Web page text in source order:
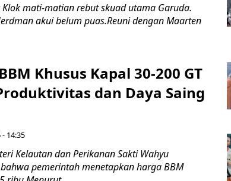
Klok mati-matian rebut skuad utama Garuda.
akui belum puas.Reuni dengan Maarten
Khusus Kapal 30-200 GT
dan Daya Saing
- 14:35
Kelautan dan Perikanan Sakti Wahyu
pemerintah menetapkan harga BBM